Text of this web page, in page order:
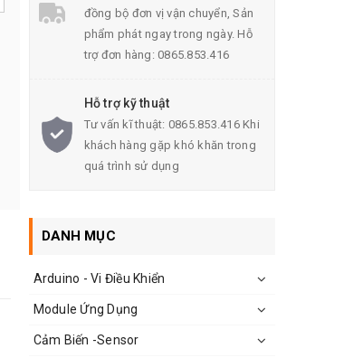
đồng bộ đơn vị vận chuyển, Sản
phẩm phát ngay trong ngày. Hỗ
trợ đơn hàng: 0865.853.416
Hỗ trợ kỹ thuật
Tư vấn kĩ thuật: 0865.853.416 Khi
khách hàng gặp khó khăn trong
quá trình sử dụng
DANH MỤC
Arduino - Vi Điều Khiển
Module Ứng Dụng
Cảm Biến -Sensor